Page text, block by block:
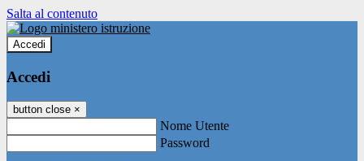
Salta al contenuto
Accedi
Accedi
button close ×
Nome Utente
Password